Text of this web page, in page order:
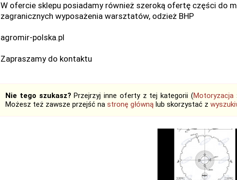
W ofercie sklepu posiadamy również szeroką ofertę części do
zagranicznych wyposażenia warsztatów, odzież BHP
agromir-polska.pl
Zapraszamy do kontaktu
Nie tego szukasz? Przejrzyj inne oferty z tej kategorii (Motoryzacja
Możesz też zawsze przejść na stronę główną lub skorzystać z